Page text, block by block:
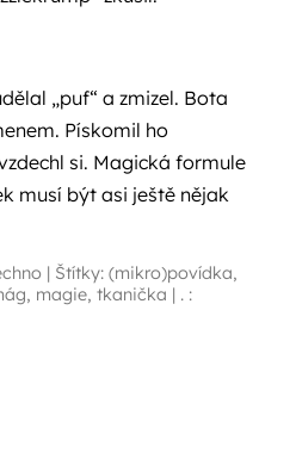
„puf“ a zmizel. Bota
Pískomil ho
si. Magická formule
musí být asi ještě nějak
| Štítky: (mikro)povídka,
, magie, tkanička | . :